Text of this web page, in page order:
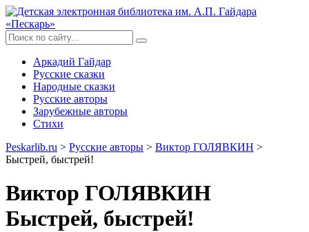
Аркадий Гайдар
Русские сказки
Народные сказки
Русские авторы
Зарубежные авторы
Стихи
Peskarlib.ru > Русские авторы > Виктор ГОЛЯВКИН >
Быстрей, быстрей!
Виктор ГОЛЯВКИН
Быстрей, быстрей!